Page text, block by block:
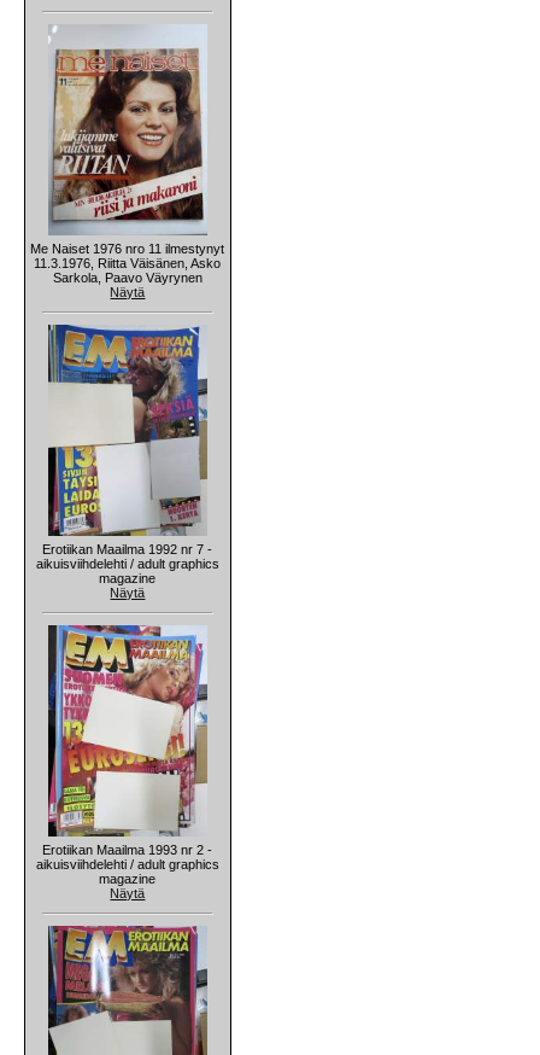
Me Naiset 1976 nro 11 ilmestynyt
11.3.1976, Riitta Väisänen, Asko
Sarkola, Paavo Väyrynen
Näytä
Erotiikan Maailma 1992 nr 7 -
aikuisviihdelehti / adult graphics
magazine
Näytä
Erotiikan Maailma 1993 nr 2 -
aikuisviihdelehti / adult graphics
magazine
Näytä